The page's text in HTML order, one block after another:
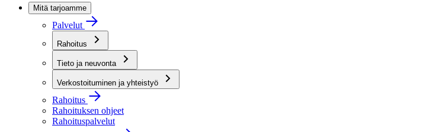
Mitä tarjoamme
Palvelut
Rahoitus
Tieto ja neuvonta
Verkostoituminen ja yhteistyö
Rahoitus
Rahoituksen ohjeet
Rahoituspalvelut